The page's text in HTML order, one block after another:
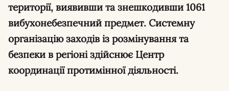
території, виявивши та знешкодивши 1061
вибухонебезпечний предмет. Системну
організацію заходів із розмінування та
безпеки в регіоні здійснює Центр
координації протимінної діяльності.